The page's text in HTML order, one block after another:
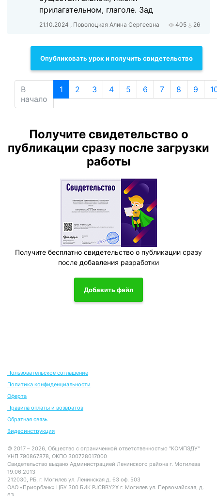
прилагательном, глаголе. Зад
21.10.2024 , Поволоцкая Алина Сергеевна 405 26
Опубликовать урок и получить свидетельство
В
начало
1 2 3 4 5 6 7 8 9
Получите свидетельство о
публикации сразу после загрузки
работы
Получите бесплатно свидетельство о публикации сразу
после добавления разработки
Добавить файл
Пользовательское соглашение
Политика конфиденциальности
Оферта
Правила оплаты и возвратов
Обратная связь
Видеоинструкция
© 2017 – 2026, Общество с ограниченной ответственностью "КОМПЭДУ"
УНП 790867878, ОКПО 300728017000
Свидетельство выдано Администрацией Ленинского района г. Могилева
19.06.2013
212030, РБ, г. Могилев ул. Ленинская д. 63 оф. 503
ОАО «Приорбанк» ЦБУ 300 БИК PJCBBY2X г. Могилев ул. Первомайская, д.